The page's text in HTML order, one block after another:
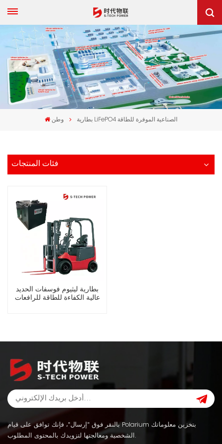
وطن بطارية LiFePO4 الصناعية الموفرة للطاقة
فئات المنتجات
بطارية ليثيوم فوسفات الحديد
عالية الكفاءة للطاقة للرافعات
بالنقر فوق "إرسال"، فإنك توافق على قيام Polarium بتخزين معلوماتك
الشخصية ومعالجتها لتزويدك بالمحتوى المطلوب.